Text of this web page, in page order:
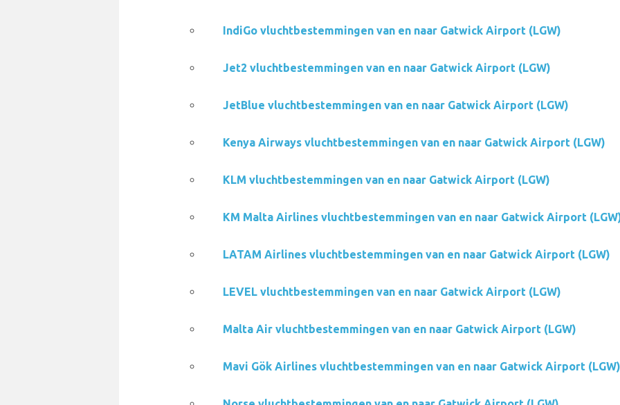
IndiGo vluchtbestemmingen van en naar Gatwick Airport (LGW)
Jet2 vluchtbestemmingen van en naar Gatwick Airport (LGW)
JetBlue vluchtbestemmingen van en naar Gatwick Airport (LGW)
Kenya Airways vluchtbestemmingen van en naar Gatwick Airport (LGW)
KLM vluchtbestemmingen van en naar Gatwick Airport (LGW)
KM Malta Airlines vluchtbestemmingen van en naar Gatwick Airport
LATAM Airlines vluchtbestemmingen van en naar Gatwick Airport (LGW)
LEVEL vluchtbestemmingen van en naar Gatwick Airport (LGW)
Malta Air vluchtbestemmingen van en naar Gatwick Airport (LGW)
Mavi Gök Airlines vluchtbestemmingen van en naar Gatwick Airport (LGW)